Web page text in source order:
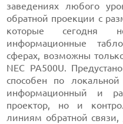
заведениях любого
обратной проекции с
которые сегодня
информационные
сферах, возможны
NEC PA500U.
способен по
информационный и
проектор, но и
линиям обратной связи,